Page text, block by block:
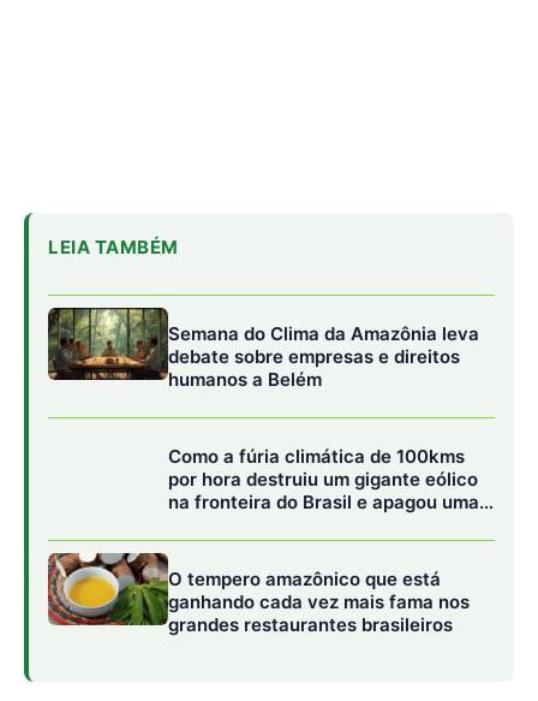
Liderado pelo Movimento dos Estudantes Indígenas do
Amazonas MEIAM, com o apoio fervoroso de estudantes
de todo o país, da Articulação dos Povos e Organizações
Escolar e Saúde Indígena FOREEIA. O evento conta ainda